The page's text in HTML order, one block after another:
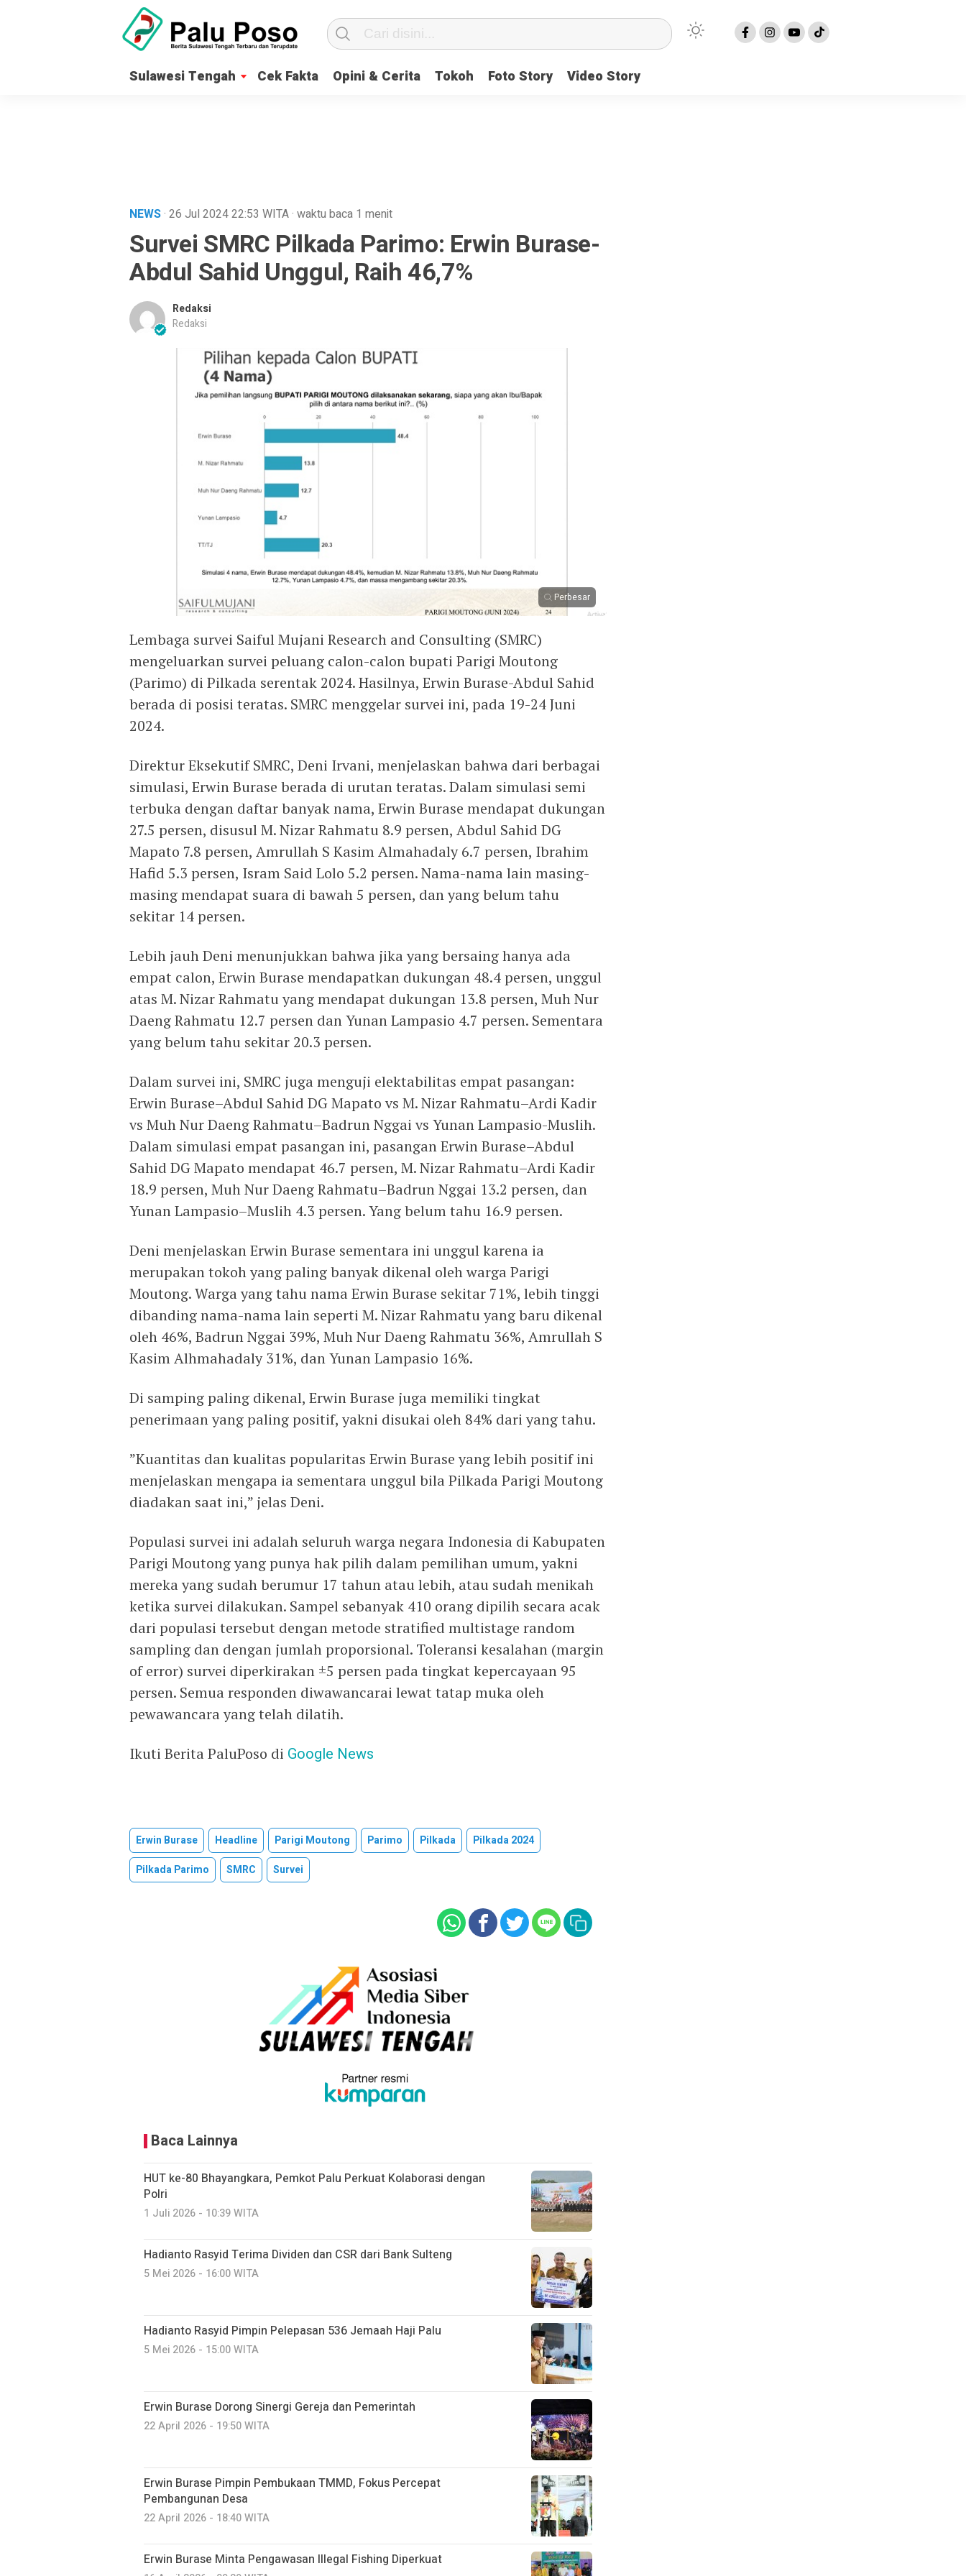
Sulawesi Tengah Cek Fakta Opini & Cerita Tokoh Foto Story Video Story
NEWS· 26 Jul 202422:53 WITA· waktu baca 1 menit
Survei SMRC Pilkada Parimo: Erwin Burase-
Abdul Sahid Unggul, Raih 46,7%
Redaksi
Redaksi
Perbesar
Lembaga survei Saiful Mujani Research and Consulting (SMRC)
mengeluarkan survei peluang calon-calon bupati Parigi Moutong
(Parimo) di Pilkada serentak 2024. Hasilnya, Erwin Burase-Abdul Sahid
berada di posisi teratas. SMRC menggelar survei ini, pada 19-24 Juni
2024.
Direktur Eksekutif SMRC, Deni Irvani, menjelaskan bahwa dari berbagai
simulasi, Erwin Burase berada di urutan teratas. Dalam simulasi semi
terbuka dengan daftar banyak nama, Erwin Burase mendapat dukungan
27.5 persen, disusul M. Nizar Rahmatu 8.9 persen, Abdul Sahid DG
Mapato 7.8 persen, Amrullah S Kasim Almahadaly 6.7 persen, Ibrahim
Hafid 5.3 persen, Isram Said Lolo 5.2 persen. Nama-nama lain masing-
masing mendapat suara di bawah 5 persen, dan yang belum tahu
sekitar 14 persen.
Lebih jauh Deni menunjukkan bahwa jika yang bersaing hanya ada
empat calon, Erwin Burase mendapatkan dukungan 48.4 persen, unggul
atas M. Nizar Rahmatu yang mendapat dukungan 13.8 persen, Muh Nur
Daeng Rahmatu 12.7 persen dan Yunan Lampasio 4.7 persen. Sementara
yang belum tahu sekitar 20.3 persen.
Dalam survei ini, SMRC juga menguji elektabilitas empat pasangan:
Erwin Burase–Abdul Sahid DG Mapato vs M. Nizar Rahmatu–Ardi Kadir
vs Muh Nur Daeng Rahmatu–Badrun Nggai vs Yunan Lampasio-Muslih.
Dalam simulasi empat pasangan ini, pasangan Erwin Burase–Abdul
Sahid DG Mapato mendapat 46.7 persen, M. Nizar Rahmatu–Ardi Kadir
18.9 persen, Muh Nur Daeng Rahmatu–Badrun Nggai 13.2 persen, dan
Yunan Lampasio–Muslih 4.3 persen. Yang belum tahu 16.9 persen.
Deni menjelaskan Erwin Burase sementara ini unggul karena ia
merupakan tokoh yang paling banyak dikenal oleh warga Parigi
Moutong. Warga yang tahu nama Erwin Burase sekitar 71%, lebih tinggi
dibanding nama-nama lain seperti M. Nizar Rahmatu yang baru dikenal
oleh 46%, Badrun Nggai 39%, Muh Nur Daeng Rahmatu 36%, Amrullah S
Kasim Alhmahadaly 31%, dan Yunan Lampasio 16%.
Di samping paling dikenal, Erwin Burase juga memiliki tingkat
penerimaan yang paling positif, yakni disukai oleh 84% dari yang tahu.
”Kuantitas dan kualitas popularitas Erwin Burase yang lebih positif ini
menjelaskan mengapa ia sementara unggul bila Pilkada Parigi Moutong
diadakan saat ini,” jelas Deni.
Populasi survei ini adalah seluruh warga negara Indonesia di Kabupaten
Parigi Moutong yang punya hak pilih dalam pemilihan umum, yakni
mereka yang sudah berumur 17 tahun atau lebih, atau sudah menikah
ketika survei dilakukan. Sampel sebanyak 410 orang dipilih secara acak
dari populasi tersebut dengan metode stratified multistage random
sampling dan dengan jumlah proporsional. Toleransi kesalahan (margin
of error) survei diperkirakan ±5 persen pada tingkat kepercayaan 95
persen. Semua responden diwawancarai lewat tatap muka oleh
pewawancara yang telah dilatih.
Ikuti Berita PaluPoso di Google News
Erwin Burase Headline Parigi Moutong Parimo Pilkada
Pilkada 2024
Pilkada Parimo
SMRC Survei
Baca Lainnya
HUT ke-80 Bhayangkara, Pemkot Palu Perkuat Kolaborasi dengan
Polri
1 Juli 2026 - 10:39 WITA
Hadianto Rasyid Terima Dividen dan CSR dari Bank Sulteng
5 Mei 2026 - 16:00 WITA
Hadianto Rasyid Pimpin Pelepasan 536 Jemaah Haji Palu
5 Mei 2026 - 15:00 WITA
Erwin Burase Dorong Sinergi Gereja dan Pemerintah
22 April 2026 - 19:50 WITA
Erwin Burase Pimpin Pembukaan TMMD, Fokus Percepat
Pembangunan Desa
22 April 2026 - 18:40 WITA
Erwin Burase Minta Pengawasan Illegal Fishing Diperkuat